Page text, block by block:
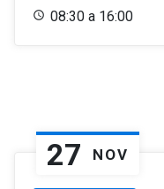
08:30 a 16:00
27 NOV